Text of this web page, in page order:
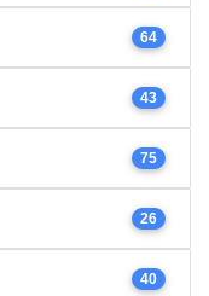
64
43
75
26
40